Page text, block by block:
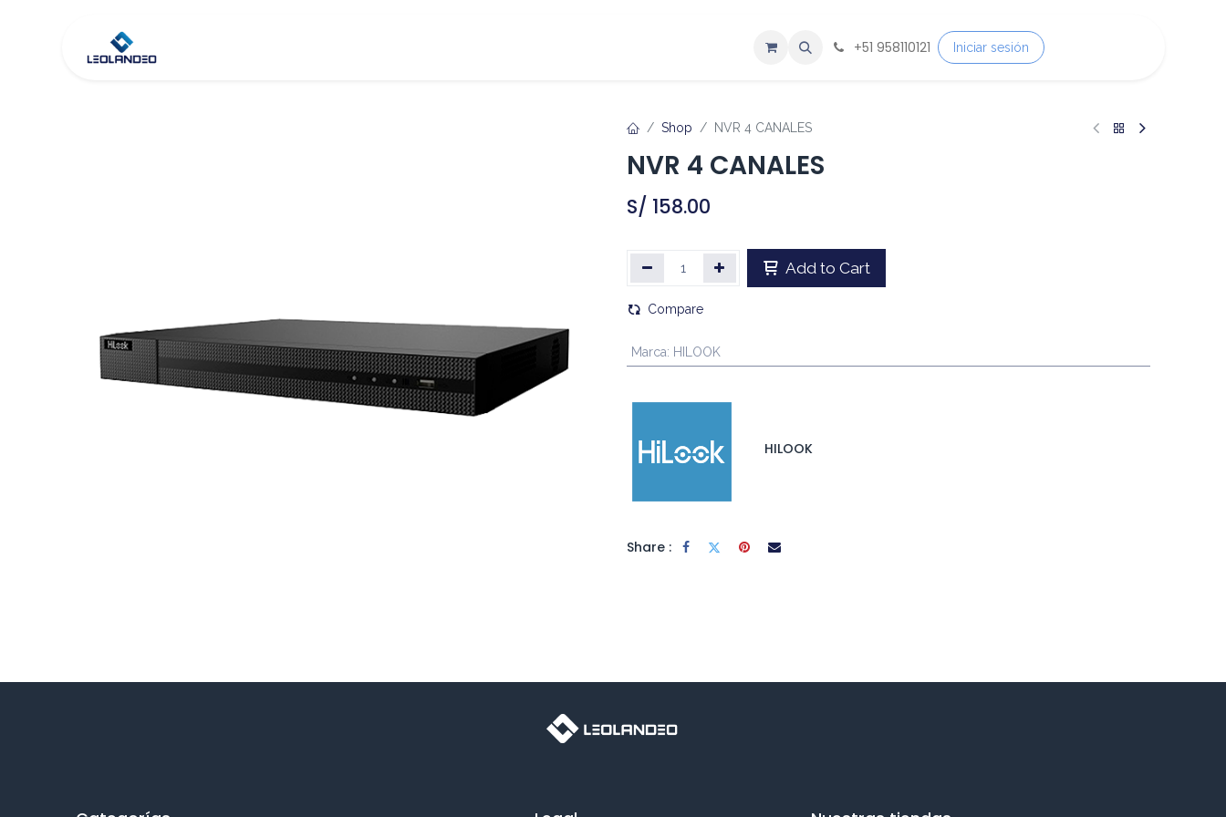
+51 958110121 Iniciar sesión
Shop NVR 4 CANALES
NVR 4 CANALES
S/ 158.00
Add to Cart
Compare
Marca: HILOOK
HILOOK
Share :